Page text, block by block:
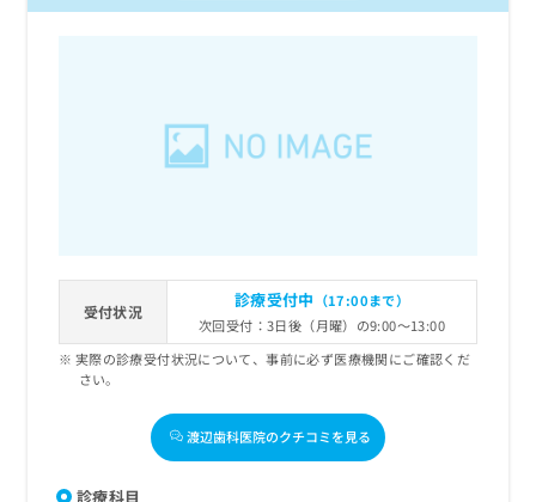
受付状況
診療受付中 （17:00まで）
次回受付：3日後（月曜）の9:00～13:00
実際の診療受付状況について、事前に必ず医療機関にご確認くだ
さい。
渡辺歯科医院のクチコミを見る
診療科目